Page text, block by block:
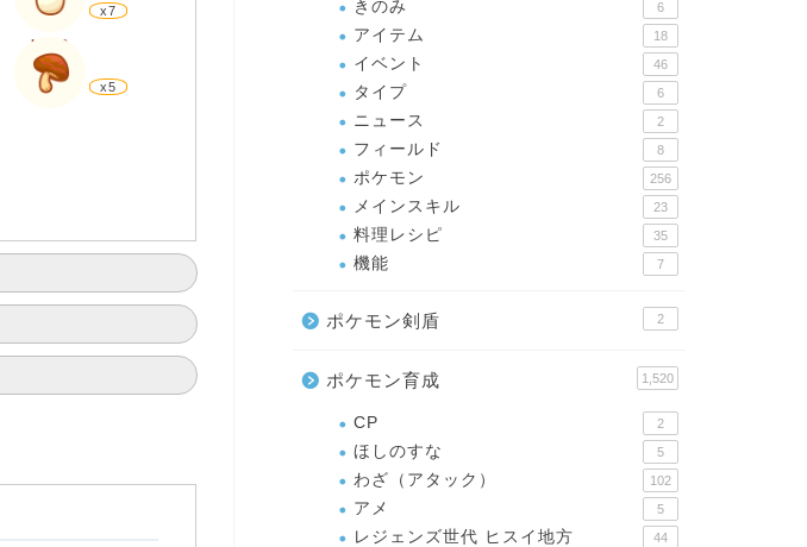
x7
Lv.60
x5
きのみ 6
アイテム 18
イベント 46
タイプ 6
ニュース 2
フィールド 8
ポケモン 256
メインスキル 23
料理レシピ 35
機能 7
ポケモン剣盾 2
ポケモン育成 1,520
CP 2
ほしのすな 5
わざ（アタック） 102
アメ 5
レジェンズ世代 ヒスイ地方 44